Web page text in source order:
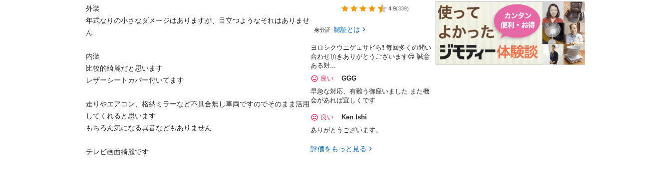
外装
年式なりの小さなダメージはありますが、目立つようなそれはありませ
ん
内装
比較的綺麗だと思います
レザーシートカバー付いてます
走りやエアコン、格納ミラーなど不具合無し車両ですのでそのまま活用
してくれると思います
もちろん気になる異音などもありません
テレビ画面綺麗です
4.9(339)
身分証 認証とは
ヨロシクウニゲェサビら❗️ 毎回多くの問い
合わせ頂きありがとうございます😊 誠意
ある対...
良い
GGG
早急な対応、有難う御座いました また機
会があれば宜しくです
良い
Ken Ishi
ありがとうございます。
評価をもっと見る